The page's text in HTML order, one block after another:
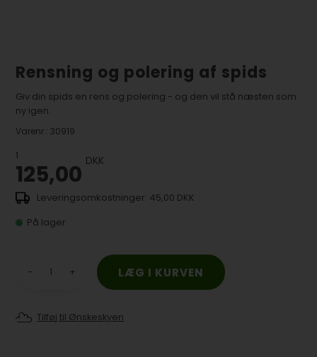
Rensning og polering af spids
Giv din spids en rens og polering - og den vil stå næsten som
ny igen.
Varenr.: 30919
1
125,00 DKK
45,00 DKK
På lager
- +
Tilføj til Ønskeskyen